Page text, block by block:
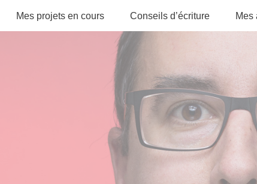
Mes projets en cours Conseils d’écriture Mes